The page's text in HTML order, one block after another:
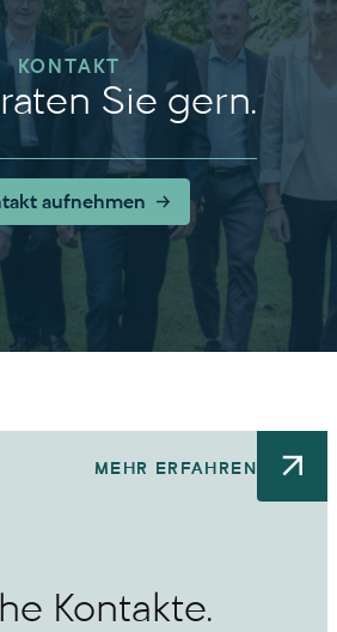
KONTAKT
Sie gern.
aufnehmen
MEHR ERFAHREN
Kontakte.